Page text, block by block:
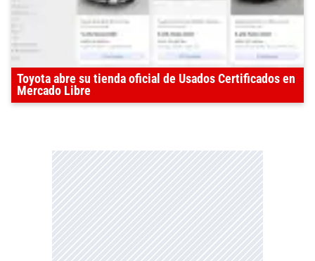
Toyota abre su tienda oficial de Usados Certificados en
Mercado Libre